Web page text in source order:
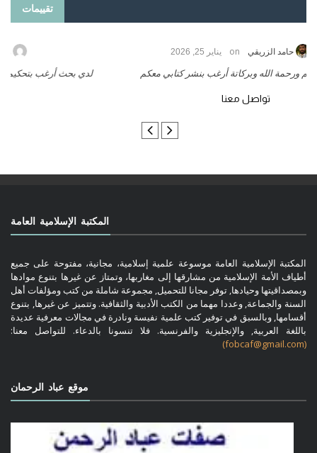
تقييمات
حامد الزريقي
السلام عليكم ورحمة الله وبركاتة أرغب بنشر كتابي معكم
المكتبة الإسلامية العامة
المكتبة الإسلامية العامة موسوعة علمية إسلامية، مجانية، مفتوحة على جميع
أطياف الأمة الإسلامية من مشارقها إلى مغاربها، وتمتاز عن غيرها بتنوع موادها
وبمصداقيتها وحيادها, توفر مجانا للتحميل, مجموعة شاملة من كتب ومؤلفات أهل
السنة والجماعة, وعددا مهما من الكتب الأدبية والثقافية. وتتميز عن غيرها, بتنوع
أقسامها, وبالسبق في توفير كتب علمية نفيسة ونادرة في مجالات معرفية عديدة
باللغة العربية, والإنجليزية والفرنسية. فلا تنسونا بالدعاء. للتواصل معنا:
(fobcaf@gmail.com)
موقع عباد الرحمان